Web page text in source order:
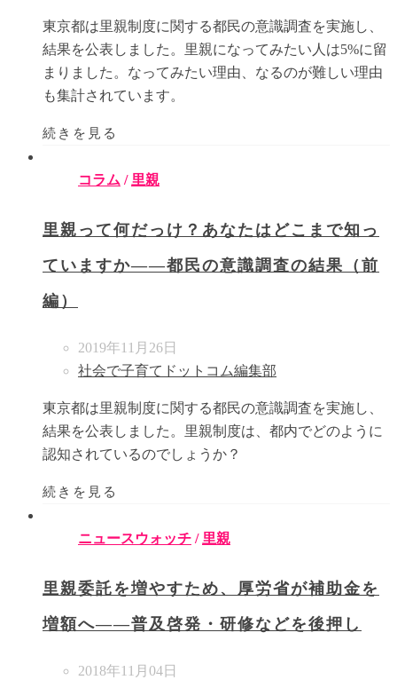
東京都は里親制度に関する都民の意識調査を実施し、
結果を公表しました。里親になってみたい人は5%に留
まりました。なってみたい理由、なるのが難しい理由
も集計されています。
続きを見る
コラム / 里親
里親って何だっけ？あなたはどこまで知っ
ていますか――都民の意識調査の結果（前
編）
2019年11月26日
社会で子育てドットコム編集部
東京都は里親制度に関する都民の意識調査を実施し、
結果を公表しました。里親制度は、都内でどのように
認知されているのでしょうか？
続きを見る
ニュースウォッチ / 里親
里親委託を増やすため、厚労省が補助金を
増額へ――普及啓発・研修などを後押し
2018年11月04日